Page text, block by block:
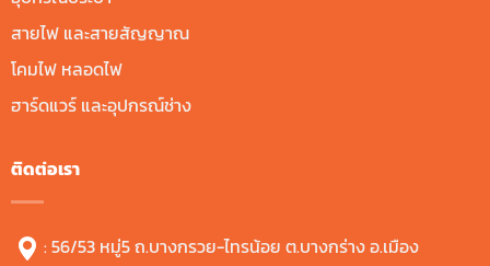
สายไฟ และสายสัญญาณ
โคมไฟ หลอดไฟ
ฮาร์ดแวร์ และอุปกรณ์ช่าง
ติดต่อเรา
: 56/53 หมู่5 ถ.บางกรวย-ไทรน้อย ต.บางกร่าง อ.เมือง